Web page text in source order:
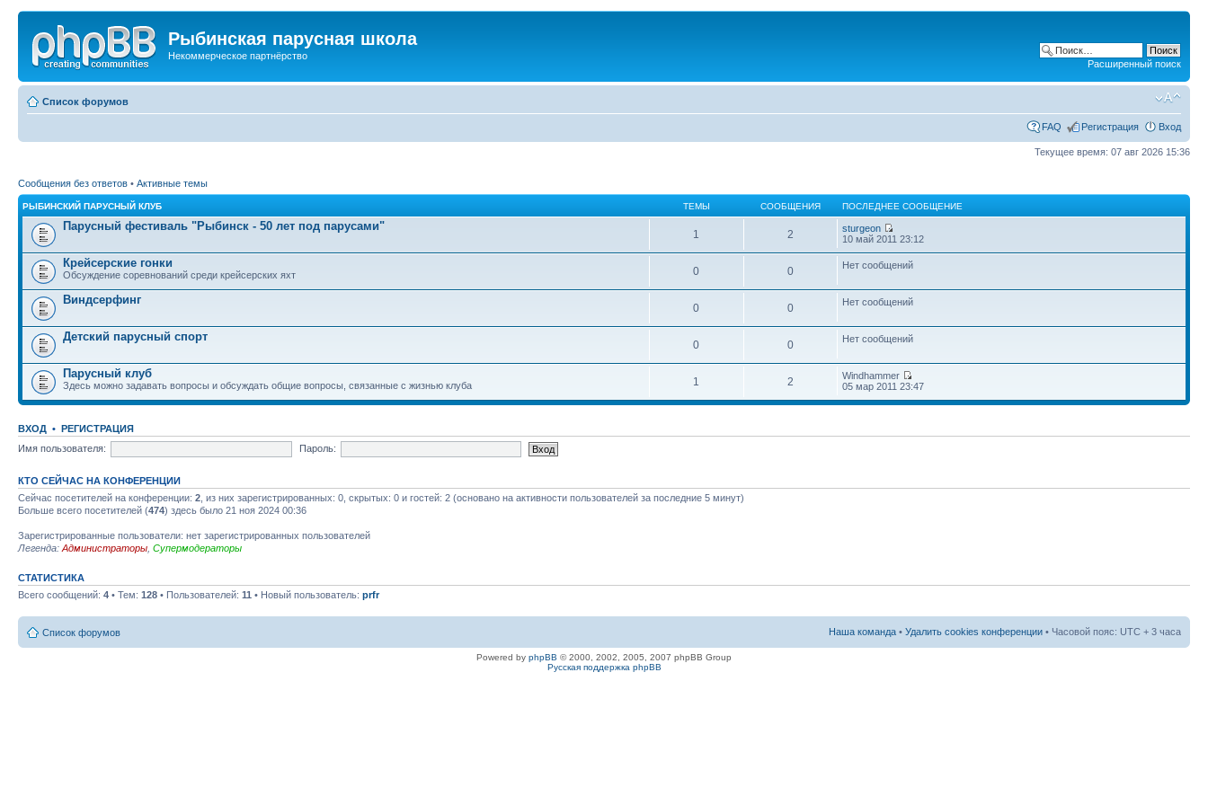
Рыбинская парусная школа
Некоммерческое партнёрство
Расширенный поиск
Список форумов
FAQ Регистрация Вход
Текущее время: 07 авг 2026 15:36
Сообщения без ответов • Активные темы
РЫБИНСКИЙ ПАРУСНЫЙ КЛУБ ТЕМЫ СООБЩЕНИЯ ПОСЛЕДНЕЕ СООБЩЕНИЕ
Парусный фестиваль "Рыбинск - 50 лет под парусами"
1 2
sturgeon
10 май 2011 23:12
Крейсерские гонки
Обсуждение соревнований среди крейсерских яхт 0 0 Нет сообщений
Виндсерфинг
0 0 Нет сообщений
Детский парусный спорт
0 0 Нет сообщений
Парусный клуб
Здесь можно задавать вопросы и обсуждать общие вопросы, связанные с жизнью клуба 1 2
Windhammer
05 мар 2011 23:47
ВХОД • РЕГИСТРАЦИЯ
Имя пользователя:
Пароль:
КТО СЕЙЧАС НА КОНФЕРЕНЦИИ
Сейчас посетителей на конференции: 2 , из них зарегистрированных: 0, скрытых: 0 и гостей: 2 (основано на активности пользователей за последние 5 минут)
Больше всего посетителей (474) здесь было 21 ноя 2024 00:36
Зарегистрированные пользователи: нет зарегистрированных пользователей
Легенда: Администраторы Супермодераторы
СТАТИСТИКА
Всего сообщений: 4 • Тем: 128 • Пользователей: 11 • Новый пользователь: prfr
Список форумов Наша команда • Удалить cookies конференции • Часовой пояс: UTC + 3 часа
Powered by phpBB © 2000, 2002, 2005, 2007 phpBB Group
Русская поддержка phpBB